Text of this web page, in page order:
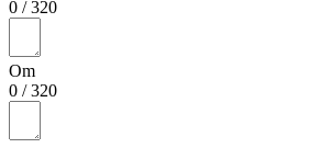
0 /320
Om
0 /320